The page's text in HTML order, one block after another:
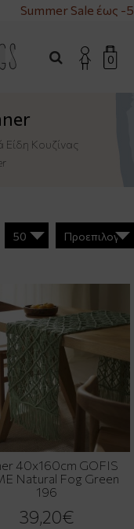
Sale έως -50%
0
Είδη Κουζίνας
40x160cm GOFIS
Natural Fog Green
196
39,20€